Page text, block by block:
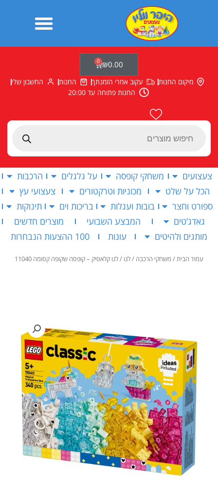
Products
₪0.00
0
עגלת
קניות
מיקום החנות עקוב אחרי הזמנתך החנות
החשבון שלי
החנות פתוחה עד 20:00
צעצועים משחקי קופסה על גלגלים
הרכבות
הכל על שלט
מכוניות וטרקטורים
צעצועי עץ
ספורט וחצר
בובות ועגלות בריכות וים
תינוקות
גאדג’טים
המבצע השבועי
מוצרים חדשים
מותגים ולהיטים
עונות 100 ההצעות הנבחרות
עמוד הבית/ משחקי הרכבה /לגו / לגו קלאסיק – קופסה שקופה קסומה 11040